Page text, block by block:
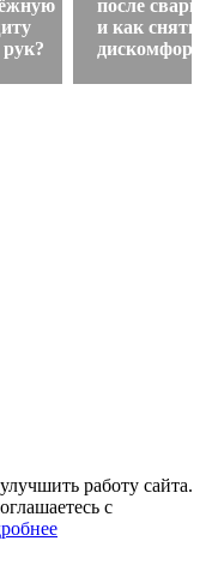
после сварки
и как снять
дискомфорт?
работу сайта.
с